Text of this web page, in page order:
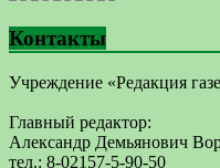
Контакты
Учреждение «Редакция
Главный редактор:
Александр Демьянович
тел.: 8-02157-5-90-50